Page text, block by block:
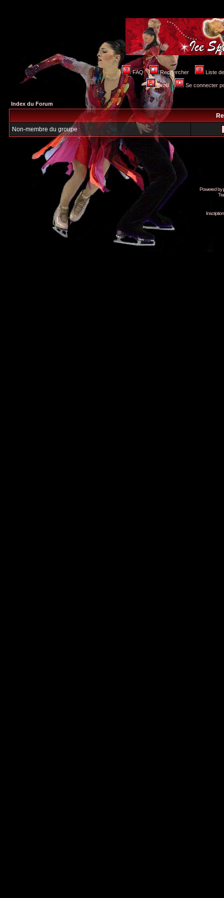
FAQ Rechercher Liste
Profil Se connecter
Index du Forum
Non-membre du groupe
Powered by